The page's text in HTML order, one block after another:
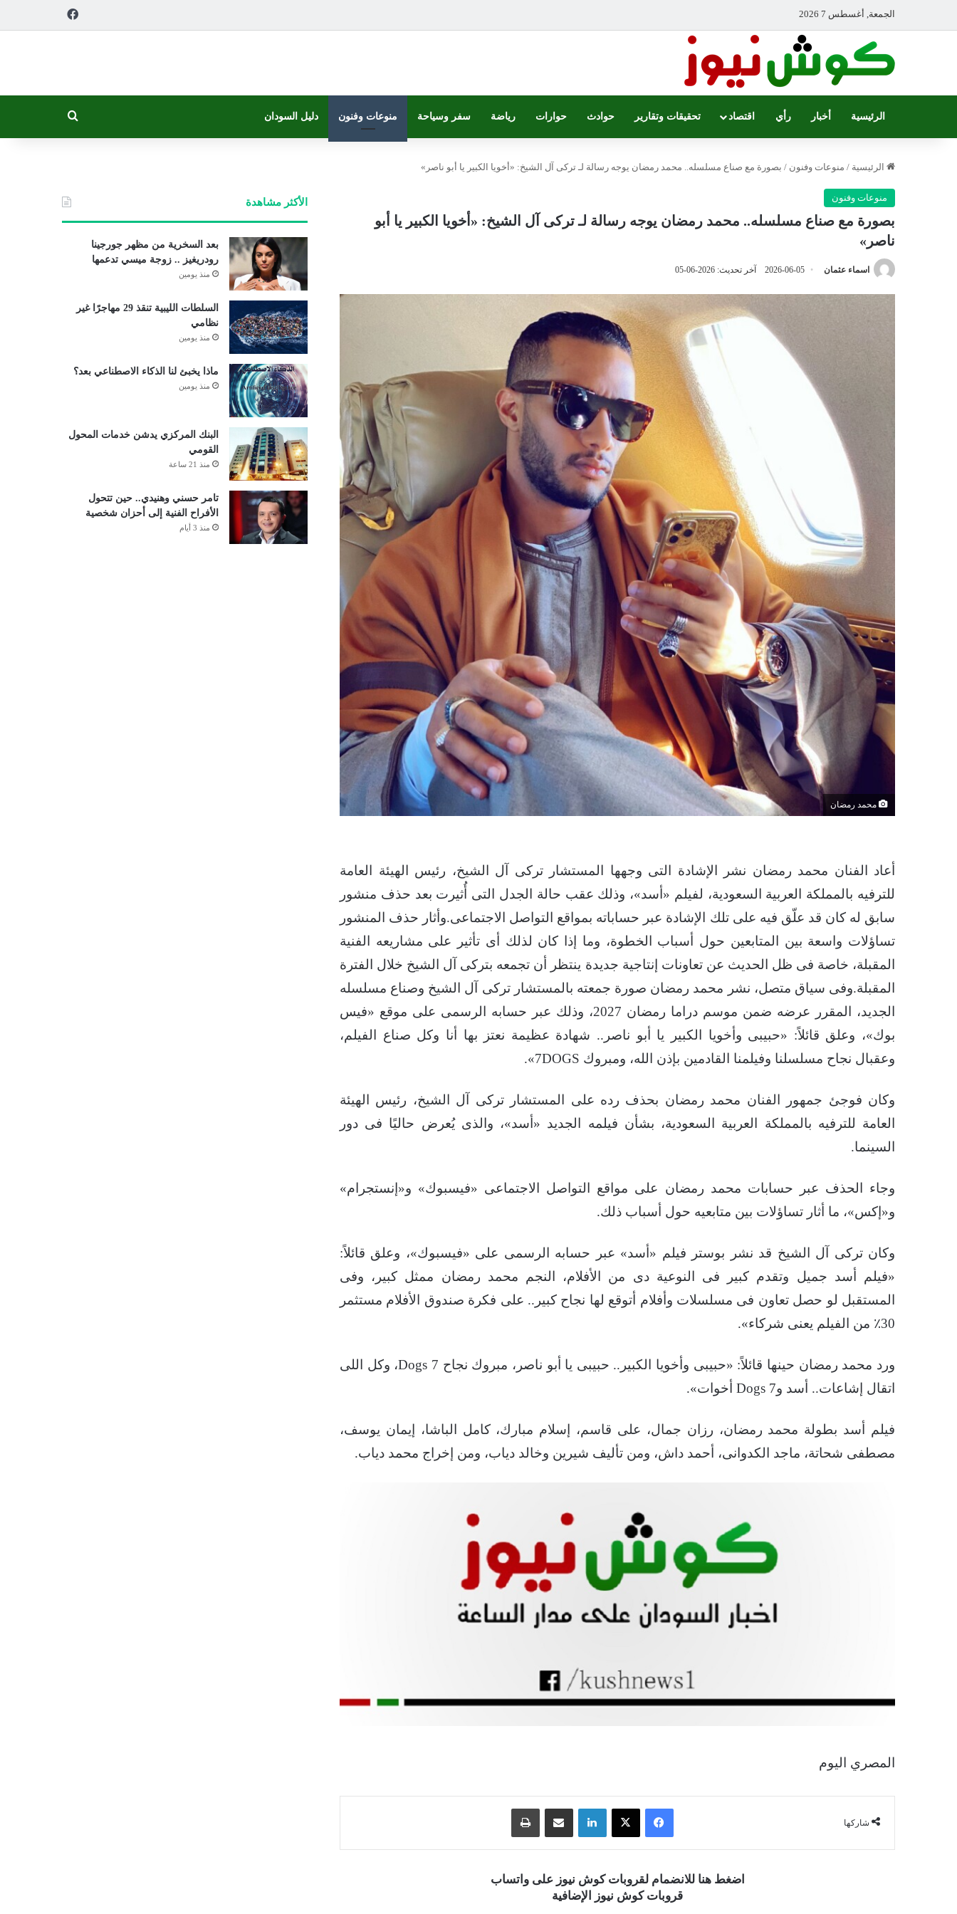
الجمعة, أغسطس 7 2026
الرئيسية أخبار رأي اقتصاد تحقيقات وتقارير حوادث حوارات رياضة سفر وسياحة منوعات وفنون دليل السودان
الرئيسية / منوعات وفنون / بصورة مع صناع مسلسله.. محمد رمضان يوجه رسالة لـ تركى آل الشيخ: «أخويا الكبير يا أبو ناصر»
منوعات وفنون
بصورة مع صناع مسلسله.. محمد رمضان يوجه رسالة لـ تركى آل الشيخ: «أخويا الكبير يا أبو
ناصر»
اسماء عثمان 2026-06-05 آخر تحديث: 2026-06-05
محمد رمضان
أعاد الفنان محمد رمضان نشر الإشادة التى وجهها المستشار تركى آل الشيخ، رئيس الهيئة العامة
للترفيه بالمملكة العربية السعودية، لفيلم «أسد»، وذلك عقب حالة الجدل التى أُثيرت بعد حذف منشور
سابق له كان قد علّق فيه على تلك الإشادة عبر حساباته بمواقع التواصل الاجتماعى.وأثار حذف المنشور
تساؤلات واسعة بين المتابعين حول أسباب الخطوة، وما إذا كان لذلك أى تأثير على مشاريعه الفنية
المقبلة، خاصة فى ظل الحديث عن تعاونات إنتاجية جديدة ينتظر أن تجمعه بتركى آل الشيخ خلال الفترة
المقبلة.وفى سياق متصل، نشر محمد رمضان صورة جمعته بالمستشار تركى آل الشيخ وصناع مسلسله
الجديد، المقرر عرضه ضمن موسم دراما رمضان 2027، وذلك عبر حسابه الرسمى على موقع «فيس
بوك»، وعلق قائلاً: «حبيبى وأخويا الكبير يا أبو ناصر.. شهادة عظيمة نعتز بها أنا وكل صناع الفيلم،
وعقبال نجاح مسلسلنا وفيلمنا القادمين بإذن الله، ومبروك 7DOGS».
وكان فوجئ جمهور الفنان محمد رمضان بحذف رده على المستشار تركى آل الشيخ، رئيس الهيئة
العامة للترفيه بالمملكة العربية السعودية، بشأن فيلمه الجديد «أسد»، والذى يُعرض حاليًا فى دور
السينما.
وجاء الحذف عبر حسابات محمد رمضان على مواقع التواصل الاجتماعى «فيسبوك» و«إنستجرام»
و«إكس»، ما أثار تساؤلات بين متابعيه حول أسباب ذلك.
وكان تركى آل الشيخ قد نشر بوستر فيلم «أسد» عبر حسابه الرسمى على «فيسبوك»، وعلق قائلاً:
«فيلم أسد جميل وتقدم كبير فى النوعية دى من الأفلام، النجم محمد رمضان ممثل كبير، وفى
المستقبل لو حصل تعاون فى مسلسلات وأفلام أتوقع لها نجاح كبير.. على فكرة صندوق الأفلام مستثمر
30٪؜ من الفيلم يعنى شركاء».
ورد محمد رمضان حينها قائلاً: «حبيبى وأخويا الكبير.. حبيبى يا أبو ناصر، مبروك نجاح 7 Dogs، وكل اللى
اتقال إشاعات.. أسد و7 Dogs أخوات».
فيلم أسد بطولة محمد رمضان، رزان جمال، على قاسم، إسلام مبارك، كامل الباشا، إيمان يوسف،
مصطفى شحاتة، ماجد الكدوانى، أحمد داش، ومن تأليف شيرين وخالد دياب، ومن إخراج محمد دياب.
المصري اليوم
شاركها
فيسبوك ‫X لينكدإن مشاركة عبر البريد
اضغط هنا للانضمام لقروبات كوش نيوز على واتساب
قروبات كوش نيوز الإضافية
الأكثر مشاهدة
بعد السخرية من مظهر جورجينا
رودريغيز .. زوجة ميسي تدعمها
منذ يومين
السلطات الليبية تنقذ 29 مهاجرًا غير
نظامي
منذ يومين
ماذا يخبئ لنا الذكاء الاصطناعي بعد؟
منذ يومين
البنك المركزي يدشن خدمات المحول
القومي
منذ 21 ساعة
تامر حسني وهنيدي.. حين تتحول
الأفراح الفنية إلى أحزان شخصية
منذ 3 أيام